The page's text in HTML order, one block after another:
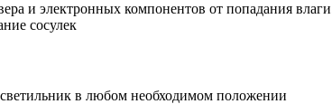
и электронных компонентов от попадания
сосулек
светильник в любом необходимом положении